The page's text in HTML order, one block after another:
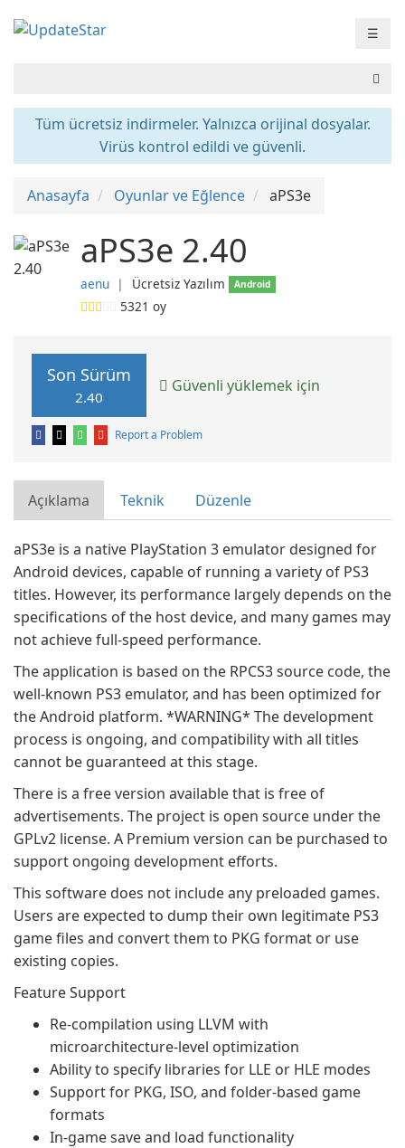
☰
Tüm ücretsiz indirmeler. Yalnızca orijinal dosyalar.
Virüs kontrol edildi ve güvenli.
Anasayfa Oyunlar ve Eğlence aPS3e
aPS3e 2.40
aenu ❘ Ücretsiz Yazılım Android
5321 oy
Son Sürüm
2.40
Güvenli yüklemek için
Report a Problem
Açıklama Teknik Düzenle
aPS3e is a native PlayStation 3 emulator designed for
Android devices, capable of running a variety of PS3
titles. However, its performance largely depends on the
specifications of the host device, and many games may
not achieve full-speed performance.
The application is based on the RPCS3 source code, the
well-known PS3 emulator, and has been optimized for
the Android platform. *WARNING* The development
process is ongoing, and compatibility with all titles
cannot be guaranteed at this stage.
There is a free version available that is free of
advertisements. The project is open source under the
GPLv2 license. A Premium version can be purchased to
support ongoing development efforts.
This software does not include any preloaded games.
Users are expected to dump their own legitimate PS3
game files and convert them to PKG format or use
existing copies.
Feature Support
Re-compilation using LLVM with
microarchitecture-level optimization
Ability to specify libraries for LLE or HLE modes
Support for PKG, ISO, and folder-based game
formats
In-game save and load functionality